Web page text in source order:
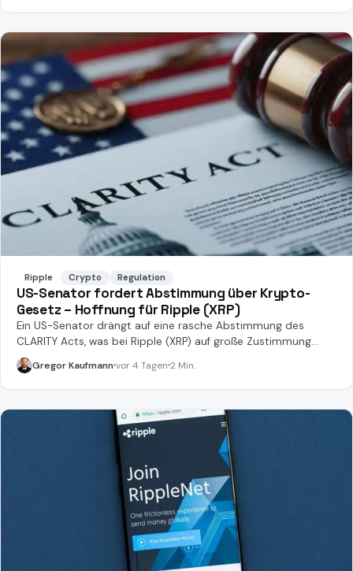
Ripple Crypto Regulation
US-Senator fordert Abstimmung über Krypto-
Gesetz – Hoffnung für Ripple (XRP)
Ein US-Senator drängt auf eine rasche Abstimmung des
CLARITY Acts, was bei Ripple (XRP) auf große Zustimmung
stößt.
Gregor Kaufmannvor 4 Tagen 2 Min.